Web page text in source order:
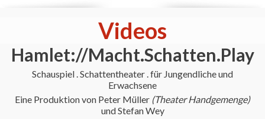
Videos
Hamlet://Macht.Schatten.Play
Schauspiel . Schattentheater . für Jungendliche und
Erwachsene
Eine Produktion von Peter Müller (Theater Handgemenge)
und Stefan Wey